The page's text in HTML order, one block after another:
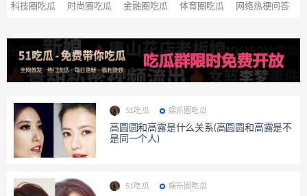
科技圈吃瓜 时尚圈吃瓜 金融圈吃瓜 体育圈吃瓜 网络热梗问答
51吃瓜 娱乐圈吃瓜
高圆圆和高露是什么关系(高圆圆和高露是不
是同一个人)
51吃瓜 娱乐圈吃瓜